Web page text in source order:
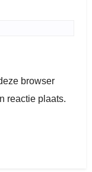
browser
reactie plaats.